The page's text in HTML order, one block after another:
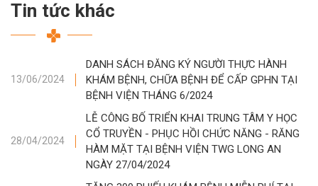
Tin tức khác
13/06/2024
DANH SÁCH ĐĂNG KÝ NGƯỜI THỰC HÀNH
KHÁM BỆNH, CHỮA BỆNH ĐỂ CẤP GPHN TẠI
BỆNH VIỆN THÁNG 6/2024
28/04/2024
LỄ CÔNG BỐ TRIỂN KHAI TRUNG TÂM Y HỌC
CỔ TRUYỀN - PHỤC HỒI CHỨC NĂNG - RĂNG
HÀM MẶT TẠI BỆNH VIỆN TWG LONG AN
NGÀY 27/04/2024